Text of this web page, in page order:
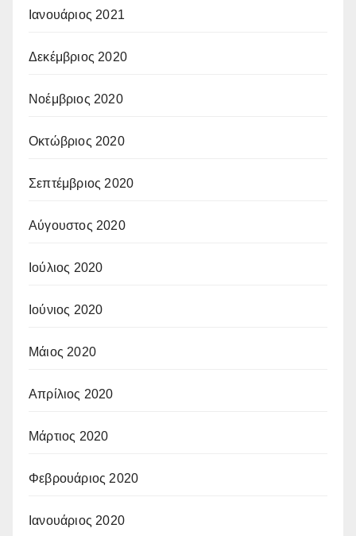
Ιανουάριος 2021
Δεκέμβριος 2020
Νοέμβριος 2020
Οκτώβριος 2020
Σεπτέμβριος 2020
Αύγουστος 2020
Ιούλιος 2020
Ιούνιος 2020
Μάιος 2020
Απρίλιος 2020
Μάρτιος 2020
Φεβρουάριος 2020
Ιανουάριος 2020